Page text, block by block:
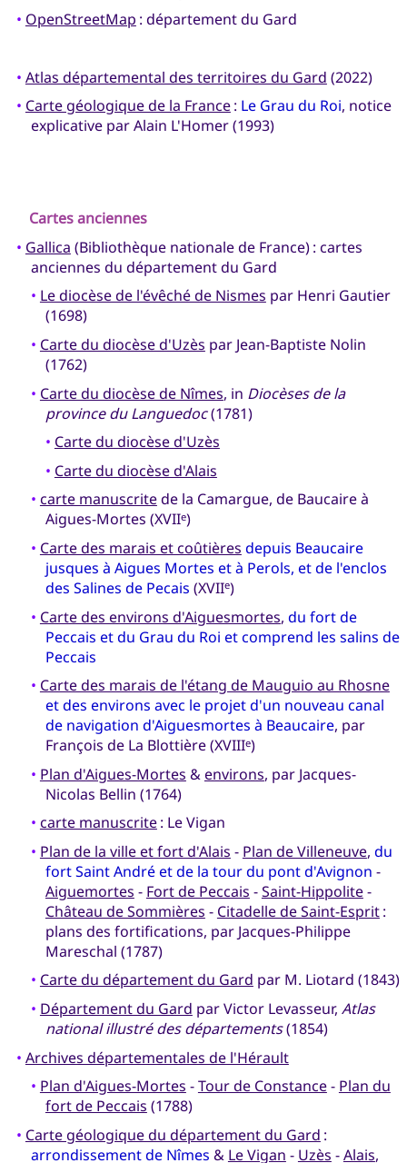
• OpenStreetMap : département du Gard
• Atlas départemental des territoires du Gard (2022)
• Carte géologique de la France: Le Grau du Roi, notice
explicative par Alain L'Homer (1993)
Cartes anciennes
• Gallica (Bibliothèque nationale de France) : cartes
anciennes du département du Gard
• Le diocèse de l'évêché de Nismes par Henri Gautier
(1698)
• Carte du diocèse d'Uzès par Jean-Baptiste Nolin
(1762)
• Carte du diocèse de Nîmes, in Diocèses de la
province du Languedoc(1781)
• Carte du diocèse d'Uzès
• Carte du diocèse d'Alais
• carte manuscritede la Camargue, de Baucaire à
Aigues-Mortes (XVIIe)
• Carte des marais et coûtières depuis Beaucaire
jusques à Aigues Mortes et à Perols, et de l'enclos
des Salines de Pecais (XVIIe)
• Carte des environs d'Aiguesmortes, du fort de
Peccais et du Grau du Roi et comprend les salins de
Peccais
• Carte des marais de l'étang de Mauguio au Rhosne
et des environs avec le projet d'un nouveau canal
de navigation d'Aiguesmortes à Beaucaire, par
François de La Blottière (XVIIIe)
• Plan d'Aigues-Mortes &environs, par Jacques-
Nicolas Bellin (1764)
• carte manuscrite: Le Vigan
• Plan de la ville et fort d'Alais - Plan de Villeneuve, du
fort Saint André et de la tour du pont d'Avignon -
Aiguemortes - Fort de Peccais -Saint-Hippolite-
Château de Sommières - Citadelle de Saint-Esprit:
plans des fortifications, par Jacques-Philippe
Mareschal (1787)
• Carte du département du Gard par M. Liotard (1843)
• Département du Gard par Victor Levasseur, Atlas
national illustré des départements(1854)
• Archives départementales de l'Hérault
• Plan d'Aigues-Mortes -Tour de Constance- Plan du
fort de Peccais (1788)
• Carte géologique du département du Gard :
arrondissement de Nîmes & Le Vigan - Uzès -Alais,